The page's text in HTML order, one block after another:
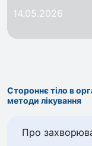
14.05.2026
Стороннє тіло в
методи лікування
Про